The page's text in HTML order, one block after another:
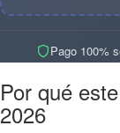
Pago 100%
Por qué
2026